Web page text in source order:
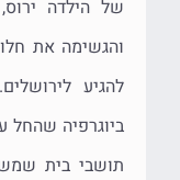
של הילדה
והגשימה את
להגיע
ביוגרפיה שהחל
תושבי בית